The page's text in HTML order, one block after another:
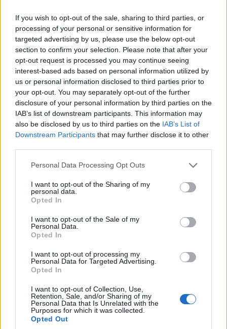
If you wish to opt-out of the sale, sharing to third parties, or
processing of your personal or sensitive information for
targeted advertising by us, please use the below opt-out
section to confirm your selection. Please note that after your
opt-out request is processed you may continue seeing
interest-based ads based on personal information utilized by
us or personal information disclosed to third parties prior to
your opt-out. You may separately opt-out of the further
disclosure of your personal information by third parties on the
IAB’s list of downstream participants. This information may
also be disclosed by us to third parties on the IAB’s List of
Downstream Participants that may further disclose it to other
Please note that this website/app uses one or more Google
not limited to your visit or usage behaviour. You may click to
grant or deny consent to Google and its third-party tags to
use your data for below specified purposes in below Google
consent section.
Personal Data Processing Opt Outs
I want to opt-out of the Sharing of my
personal data.
Opted In
I want to opt-out of the Sale of my
Personal Data.
Opted In
I want to opt-out of processing my
Personal Data for Targeted Advertising.
Opted In
I want to opt-out of Collection, Use,
Retention, Sale, and/or Sharing of my
Personal Data that Is Unrelated with the
Purposes for which it was collected.
Opted Out